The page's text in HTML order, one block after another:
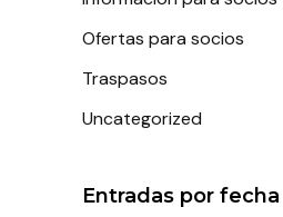
Ofertas para socios
Traspasos
Uncategorized
Entradas por fecha